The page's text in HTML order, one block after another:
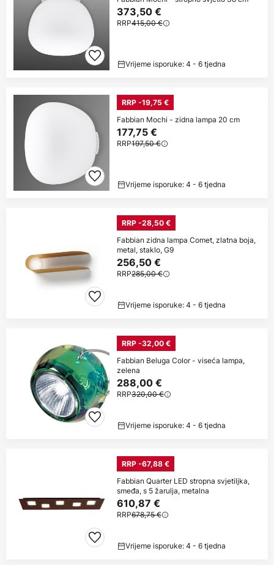
373,50 €
RRP415,00 €
Vrijeme isporuke: 4 - 6 tjedna
RRP -19,75 €
Fabbian Mochi - zidna lampa 20 cm
177,75 €
RRP197,50 €
Vrijeme isporuke: 4 - 6 tjedna
RRP -28,50 €
Fabbian zidna lampa Comet, zlatna boja,
metal, staklo, G9
256,50 €
RRP285,00 €
Vrijeme isporuke: 4 - 6 tjedna
RRP -32,00 €
Fabbian Beluga Color - viseća lampa,
zelena
288,00 €
RRP320,00 €
Vrijeme isporuke: 4 - 6 tjedna
RRP -67,88 €
Fabbian Quarter LED stropna svjetiljka,
smeđa, s 5 žarulja, metalna
610,87 €
RRP678,75 €
Vrijeme isporuke: 4 - 6 tjedna